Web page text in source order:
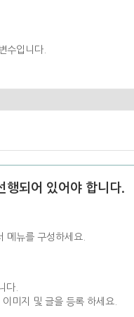
수입니다.
행되어 있어야 합니다.
메뉴를 구성하세요.
다.
미지 및 글을 등록 하세요.